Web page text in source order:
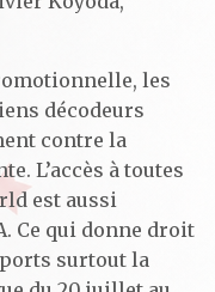
les
décodeurs
contre la
L’accès à toutes
est aussi
Ce qui donne droit
surtout la